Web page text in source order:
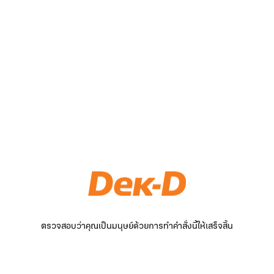
ตรวจสอบว่าคุณเป็นมนุษย์ด้วยการทำคำสั่งนี้ให้เสร็จสิ้น